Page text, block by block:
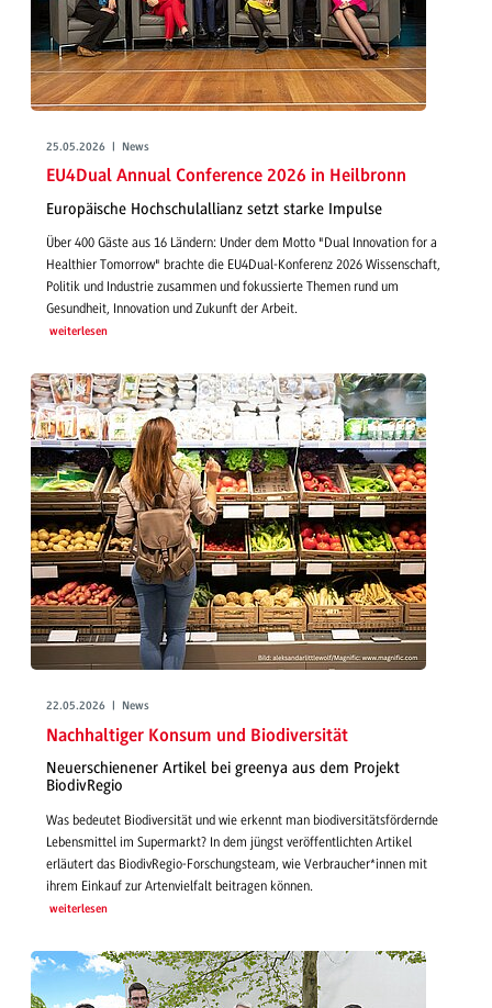
25.05.2026 | News
EU4Dual Annual Conference 2026 in Heilbronn
Europäische Hochschulallianz setzt starke Impulse
Über 400 Gäste aus 16 Ländern: Under dem Motto "Dual Innovation for a
Healthier Tomorrow" brachte die EU4Dual-Konferenz 2026 Wissenschaft,
Politik und Industrie zusammen und fokussierte Themen rund um
Gesundheit, Innovation und Zukunft der Arbeit.
weiterlesen
22.05.2026 | News
Nachhaltiger Konsum und Biodiversität
Neuerschienener Artikel bei greenya aus dem Projekt
BiodivRegio
Was bedeutet Biodiversität und wie erkennt man biodiversitätsfördernde
Lebensmittel im Supermarkt? In dem jüngst veröffentlichten Artikel
erläutert das BiodivRegio-Forschungsteam, wie Verbraucher*innen mit
ihrem Einkauf zur Artenvielfalt beitragen können.
weiterlesen